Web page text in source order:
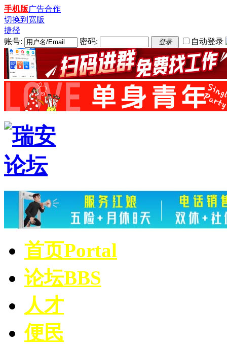
手机版广告合作
切换到宽版
捷径
账号:
密码: 登录 自动登录
首页Portal
论坛BBS
人才
便民